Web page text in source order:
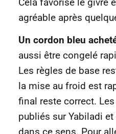
agréable après
Un cordon bleu
aussi être congelé
Les règles de base
la mise au froid est
final reste correct.
publiés sur Yabiladi